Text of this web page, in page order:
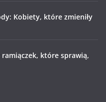
Kobiety, które zmieniły
które sprawią,